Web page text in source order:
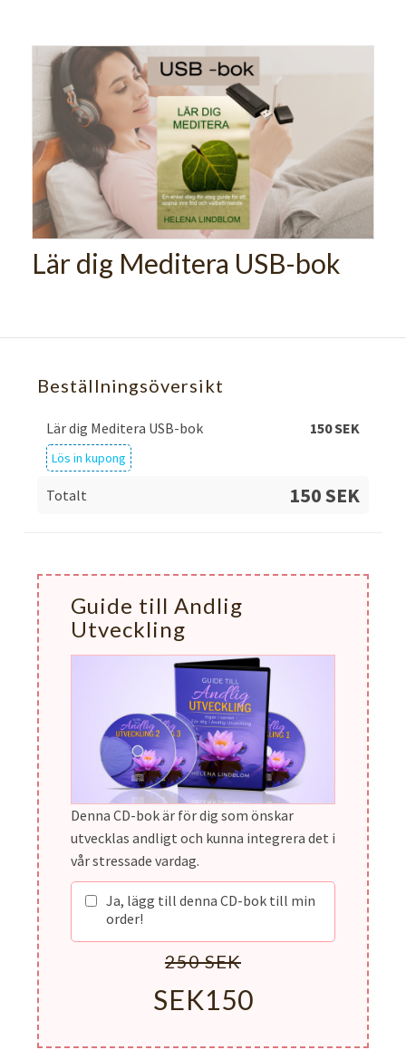
Lär dig Meditera USB-bok
Beställningsöversikt
Lär dig Meditera USB-bok 150SEK
Lös in kupong
Totalt 150 SEK
Guide till Andlig
Utveckling
Denna CD-bok är för dig som önskar
utvecklas andligt och kunna integrera det i
vår stressade vardag.
Ja, lägg till denna CD-bok till min
order!
250 SEK
SEK150